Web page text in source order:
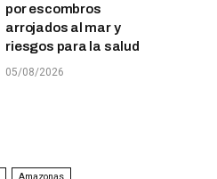
por escombros
arrojados al mar y
riesgos para la salud
05/08/2026
Amazonas